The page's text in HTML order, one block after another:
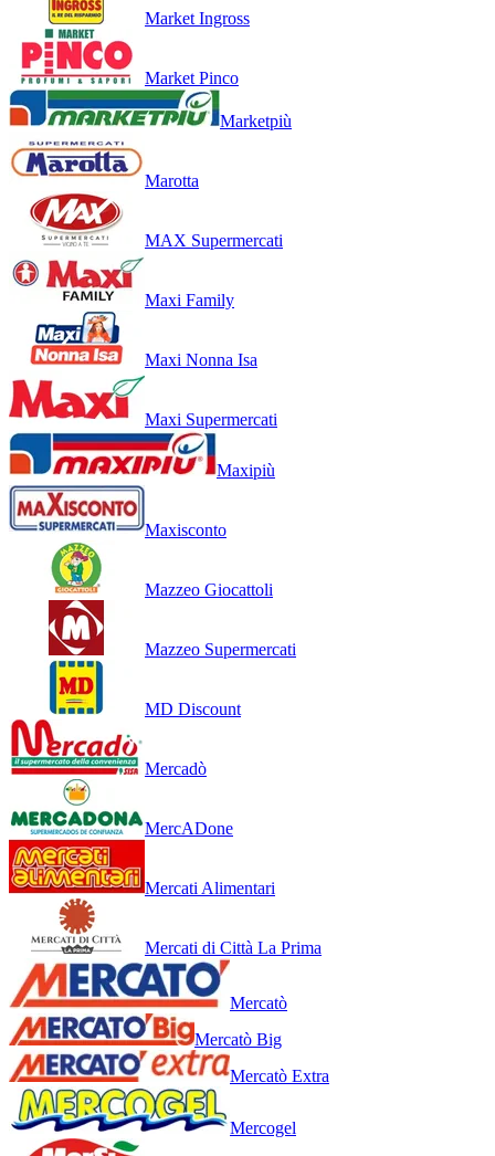
Market Ingross
Market Pinco
Marketpiù
Marotta
MAX Supermercati
Maxi Family
Maxi Nonna Isa
Maxi Supermercati
Maxipiù
Maxisconto
Mazzeo Giocattoli
Mazzeo Supermercati
MD Discount
Mercadò
MercADone
Mercati Alimentari
Mercati di Città La Prima
Mercatò
Mercatò Big
Mercatò Extra
Mercogel